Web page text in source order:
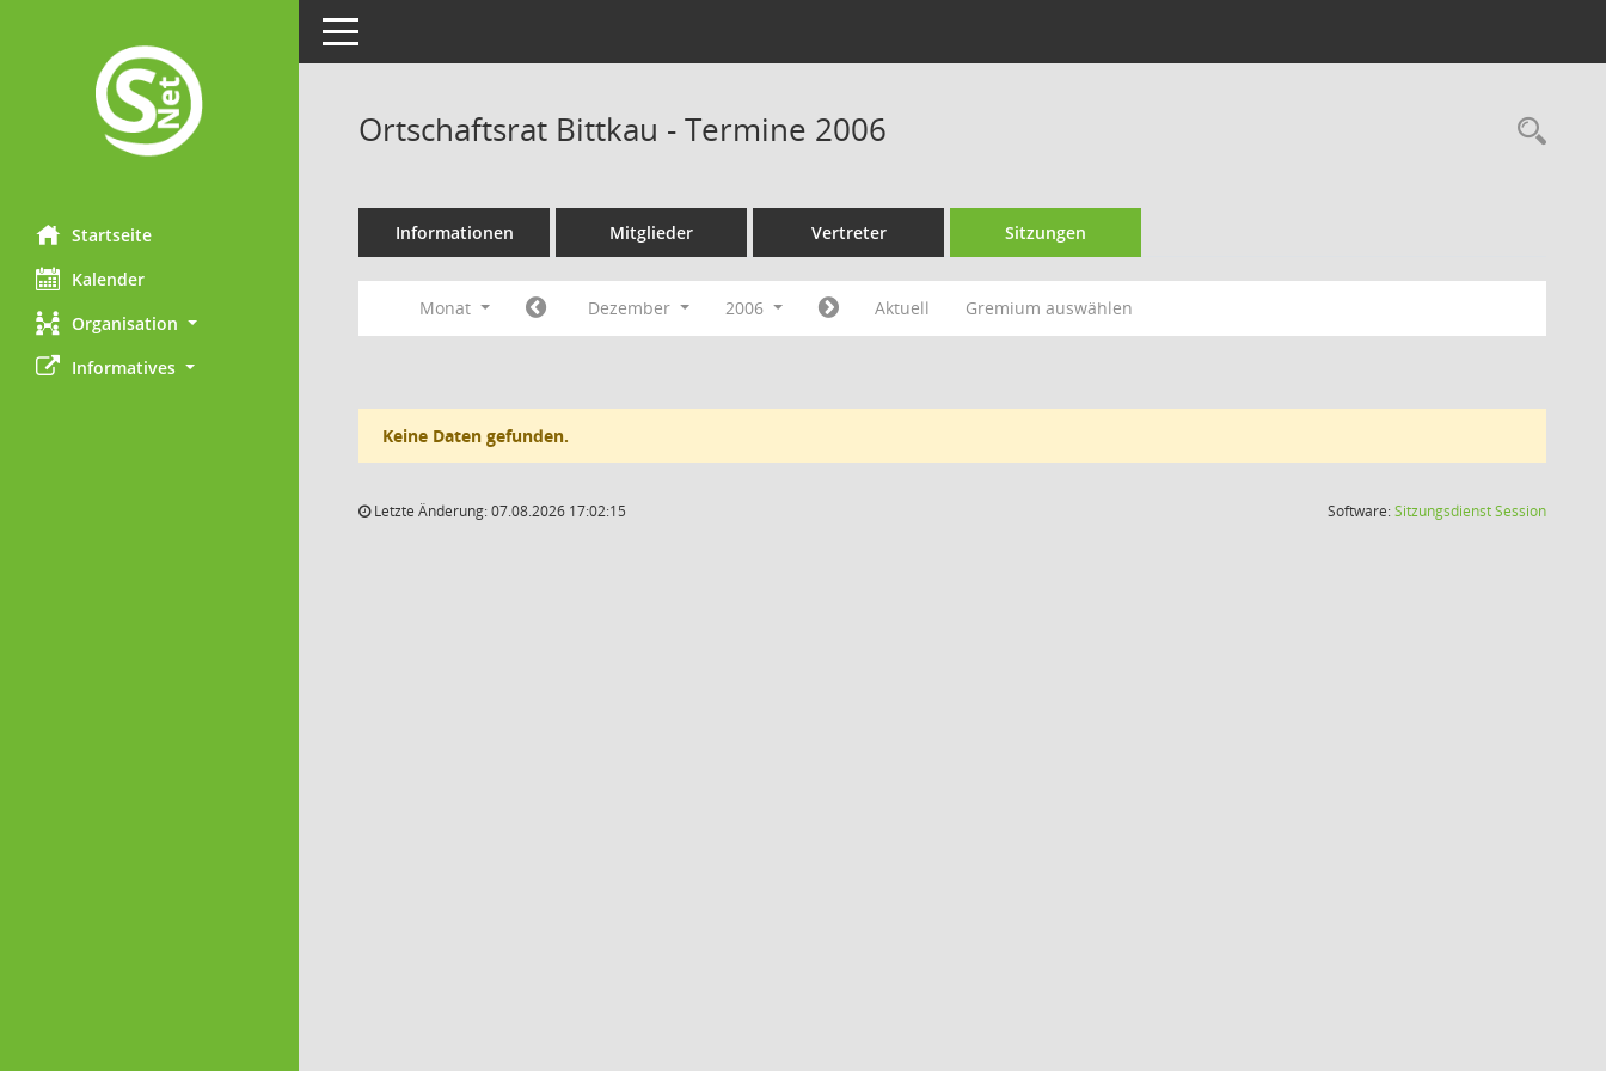
Startseite
Kalender
Organisation
Informatives
Toggle navigation
Ortschaftsrat Bittkau - Termine 2006
Informationen Mitglieder Vertreter Sitzungen
Monat Dezember 2006 Aktuell Gremium auswählen
Keine Daten gefunden.
Letzte Änderung: 07.08.2026 17:02:15 Software:SitzungsdienstSession(Wird in